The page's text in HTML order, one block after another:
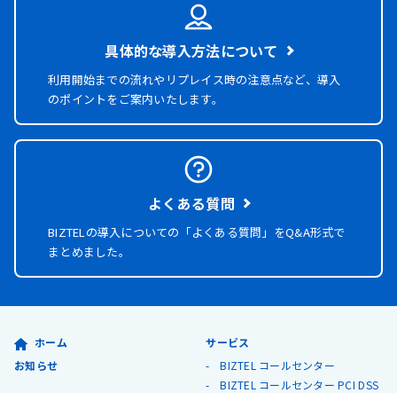
具体的な導入方法について
利用開始までの流れやリプレイス時の注意点など、導入
のポイントをご案内いたします。
よくある質問
BIZTELの導入についての「よくある質問」をQ&A形式で
まとめました。
ホーム
お知らせ
サービス
BIZTEL コールセンター
BIZTEL コールセンター PCI DSS